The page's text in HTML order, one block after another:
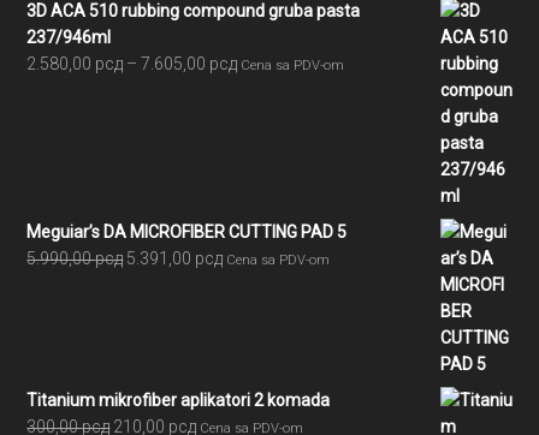
3D ACA 510 rubbing compound gruba pasta
237/946ml
2.580,00 рсд – 7.605,00 рсдRaspon
Cena sa PDV-om
Meguiar’s DA MICROFIBER CUTTING PAD 5
5.990,00рсд Originalna
5.391,00 рсдTrenutna
Cena sa PDV-om
Titanium mikrofiber aplikatori 2 komada
300,00рсд Originalna
210,00 рсдTrenutna
Cena sa PDV-om